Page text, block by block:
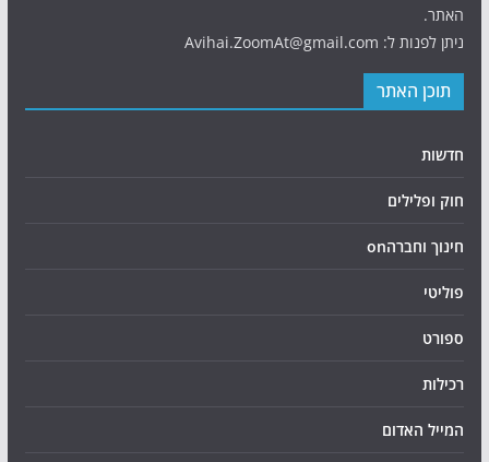
האתר.
ניתן לפנות ל: Avihai.ZoomAt@gmail.com
תוכן האתר
חדשות
חוק ופלילים
חינוך וחברהon
פוליטי
ספורט
רכילות
המייל האדום